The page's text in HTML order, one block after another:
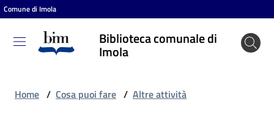
Vai al contenuto
Vai alla navigazione
Vai al footer
Comune di Imola
Biblioteca comunale di
Imola
Biblioteca
comunale
Home / Cosa puoi fare / Altre attività